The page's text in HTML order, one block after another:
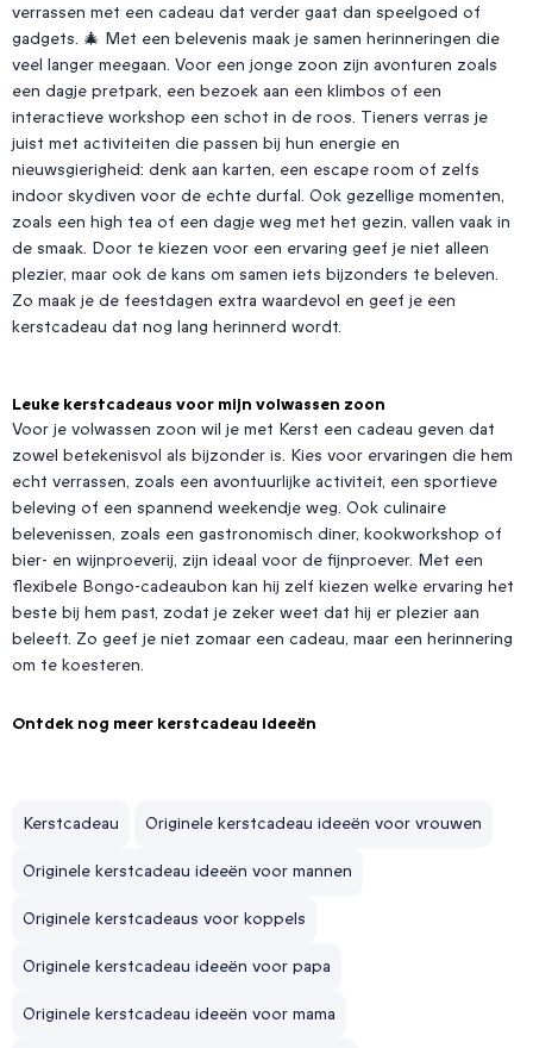
verrassen met een cadeau dat verder gaat dan speelgoed of
gadgets. 🎄 Met een belevenis maak je samen herinneringen die
veel langer meegaan. Voor een jonge zoon zijn avonturen zoals
een dagje pretpark, een bezoek aan een klimbos of een
interactieve workshop een schot in de roos. Tieners verras je
juist met activiteiten die passen bij hun energie en
nieuwsgierigheid: denk aan karten, een escape room of zelfs
indoor skydiven voor de echte durfal. Ook gezellige momenten,
zoals een high tea of een dagje weg met het gezin, vallen vaak in
de smaak. Door te kiezen voor een ervaring geef je niet alleen
plezier, maar ook de kans om samen iets bijzonders te beleven.
Zo maak je de feestdagen extra waardevol en geef je een
kerstcadeau dat nog lang herinnerd wordt.
Leuke kerstcadeaus voor mijn volwassen zoon
Voor je volwassen zoon wil je met Kerst een cadeau geven dat
zowel betekenisvol als bijzonder is. Kies voor ervaringen die hem
echt verrassen, zoals een avontuurlijke activiteit, een sportieve
beleving of een spannend weekendje weg. Ook culinaire
belevenissen, zoals een gastronomisch diner, kookworkshop of
bier- en wijnproeverij, zijn ideaal voor de fijnproever. Met een
flexibele Bongo-cadeaubon kan hij zelf kiezen welke ervaring het
beste bij hem past, zodat je zeker weet dat hij er plezier aan
beleeft. Zo geef je niet zomaar een cadeau, maar een herinnering
om te koesteren.
Ontdek nog meer kerstcadeau ideeën
Kerstcadeau Originele kerstcadeau ideeën voor vrouwen
Originele kerstcadeau ideeën voor mannen
Originele kerstcadeaus voor koppels
Originele kerstcadeau ideeën voor papa
Originele kerstcadeau ideeën voor mama